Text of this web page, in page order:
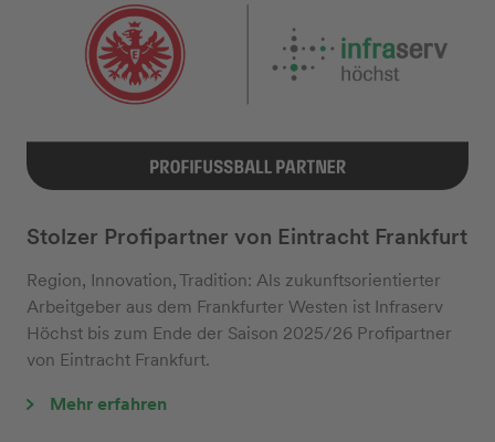
Stolzer Profipartner von Eintracht Frankfurt
Region, Innovation, Tradition: Als zukunftsorientierter
Arbeitgeber aus dem Frankfurter Westen ist Infraserv
Höchst bis zum Ende der Saison 2025/26 Profipartner
von Eintracht Frankfurt.
Mehr erfahren